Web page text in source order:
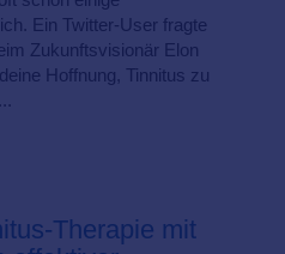
Ein Twitter-User fragte
Zukunftsvisionär Elon
Hoffnung, Tinnitus zu
Therapie mit